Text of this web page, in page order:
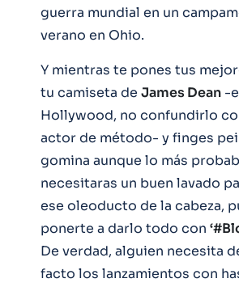
guerra mundial en un
verano en Ohio.
Y mientras te pones tus
tu camiseta de James Dean -
Hollywood, no confundirlo
actor de método- y finges
gomina aunque lo más
necesitaras un buen lavado
ese oleoducto de la cabeza,
ponerte a darlo todo con
De verdad, alguien necesita
facto los lanzamientos con